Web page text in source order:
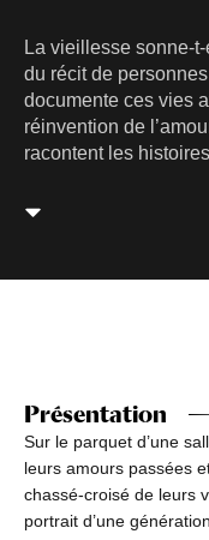
La vieillesse sonne-
du récit de
documente ces vies
réinvention de
racontent les
Présentation
Sur le parquet d’une
leurs amours passées
chassé-croisé de leurs
portrait d’une